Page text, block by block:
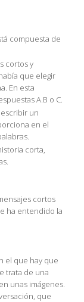
compuesta de
cortos y
que elegir
En esta
A.B o C.
un
en el
corta,
cortos
ha entendido la
el que hay que
trata de una
unas imágenes.
que